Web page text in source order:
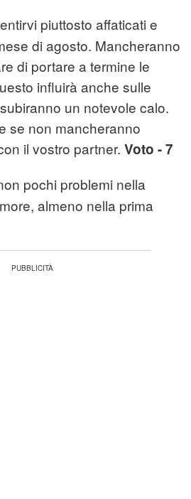
piuttosto affaticati e
di agosto. Mancheranno
di portare a termine le
influirà anche sulle
un notevole calo.
se non mancheranno
il vostro partner. Voto - 7
pochi problemi nella
almeno nella prima